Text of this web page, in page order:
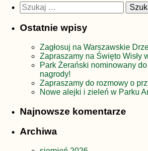
Szukaj:
Ostatnie wpisy
Zagłosuj na Warszawskie
Zapraszamy na Święto Wisły
Park Żerański nominowany
nagrody!
Zapraszamy do rozmowy o
Nowe alejki i zieleń w Parku
Najnowsze komentarze
Archiwa